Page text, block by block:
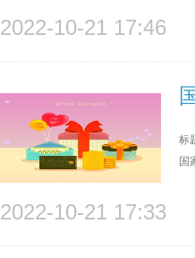
2022-10-21 17:46
标
国
2022-10-21 17:33